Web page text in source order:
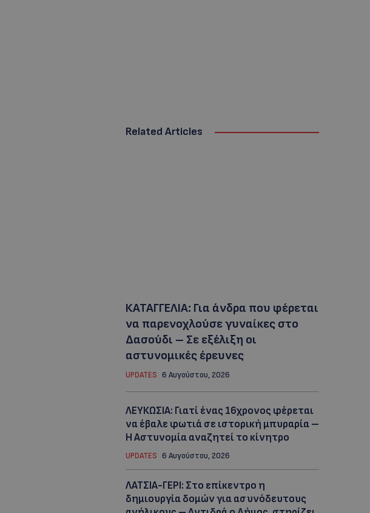
Related Articles
ΚΑΤΑΓΓΕΛΙΑ: Για άνδρα που φέρεται
να παρενοχλούσε γυναίκες στο
Δασούδι – Σε εξέλιξη οι
αστυνομικές έρευνες
UPDATES 6 Αυγούστου, 2026
ΛΕΥΚΩΣΙΑ: Γιατί ένας 16χρονος φέρεται
να έβαλε φωτιά σε ιστορική μπυραρία –
Η Αστυνομία αναζητεί το κίνητρο
UPDATES 6 Αυγούστου, 2026
ΛΑΤΣΙΑ-ΓΕΡΙ: Στο επίκεντρο η
δημιουργία δομών για ασυνόδευτους